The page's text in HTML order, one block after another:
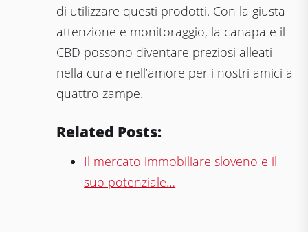
di utilizzare questi prodotti. Con la giusta
attenzione e monitoraggio, la canapa e il
CBD possono diventare preziosi alleati
nella cura e nell’amore per i nostri amici a
quattro zampe.
Related Posts:
Il mercato immobiliare sloveno e il
suo potenziale…